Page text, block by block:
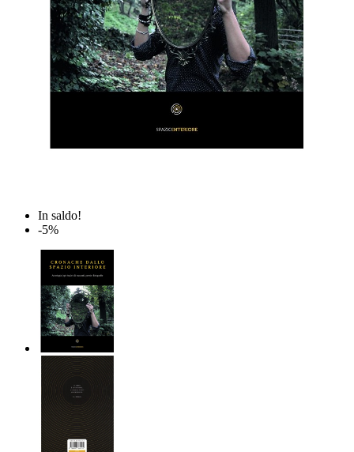
In saldo!
-5%